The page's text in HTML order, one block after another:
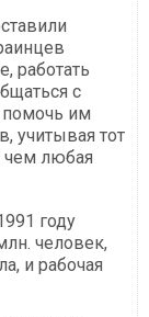
работать
с
им
учитывая тот
чем любая
году
человек,
и рабочая